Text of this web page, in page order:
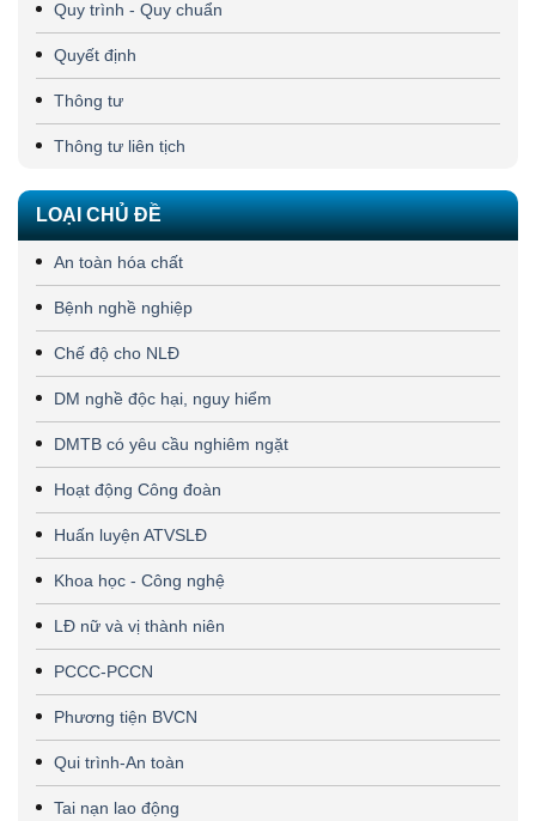
Quy trình - Quy chuẩn
Quyết định
Thông tư
Thông tư liên tịch
LOẠI CHỦ ĐỀ
An toàn hóa chất
Bệnh nghề nghiệp
Chế độ cho NLĐ
DM nghề độc hại, nguy hiểm
DMTB có yêu cầu nghiêm ngặt
Hoạt động Công đoàn
Huấn luyện ATVSLĐ
Khoa học - Công nghệ
LĐ nữ và vị thành niên
PCCC-PCCN
Phương tiện BVCN
Qui trình-An toàn
Tai nạn lao động